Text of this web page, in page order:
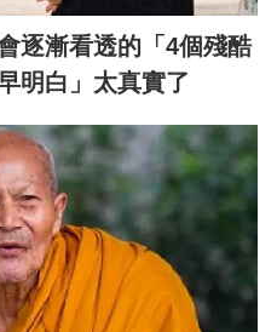
逐漸看透的「4個殘酷
明白」太真實了